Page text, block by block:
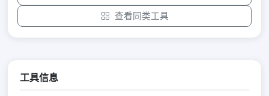
查看同类工具
工具信息